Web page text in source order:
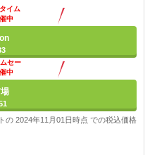
イム
中
セー
中
の 2024年11月01日時点 での税込価格